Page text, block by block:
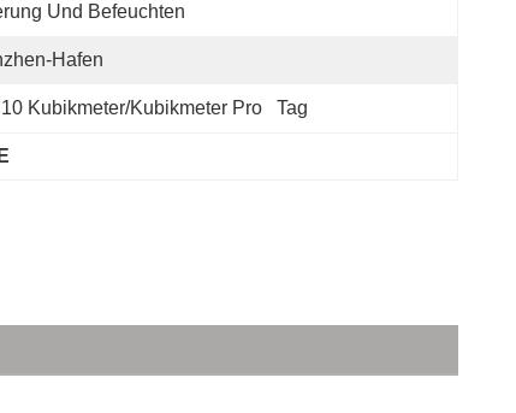
Und Befeuchten
Hafen
10 Kubikmeter/Kubikmeter Pro   Tag